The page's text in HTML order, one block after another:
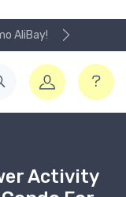
AliBay!
Activity